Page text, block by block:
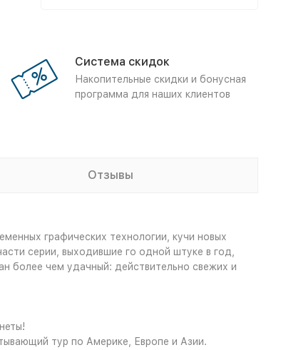
Система скидок
Накопительные скидки и бонусная
программа для наших клиентов
Отзывы
графических технологии, кучи новых
серии, выходившие го одной штуке в год,
более чем удачный: действительно свежих и
тур по Америке, Европе и Азии.